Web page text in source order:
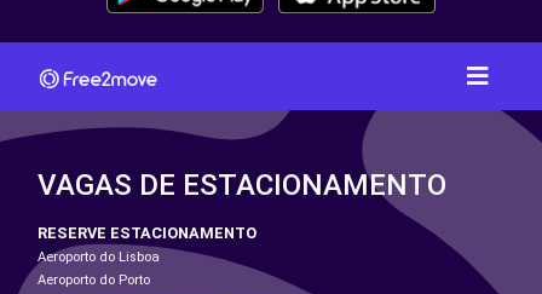
VAGAS DE ESTACIONAMENTO
RESERVE ESTACIONAMENTO
Aeroporto do Lisboa
Aeroporto do Porto